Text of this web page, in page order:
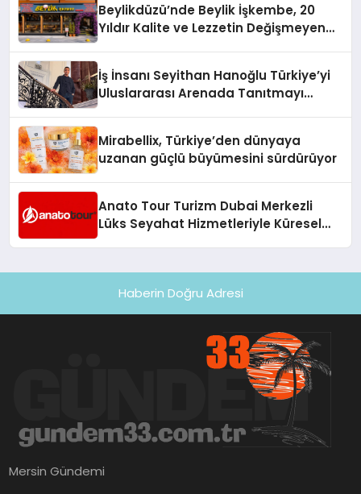
Hayata Geçirecek
Beylikdüzü’nde Beylik İşkembe, 20
Yıldır Kalite ve Lezzetin Değişmeyen
İş İnsanı Seyithan Hanoğlu Türkiye’yi
Uluslararası Arenada Tanıtmayı
Mirabellix, Türkiye’den dünyaya
uzanan güçlü büyümesini sürdürüyor
Anato Tour Turizm Dubai Merkezli
Lüks Seyahat Hizmetleriyle Küresel
Haberin Doğru Adresi
Mersin Gündemi